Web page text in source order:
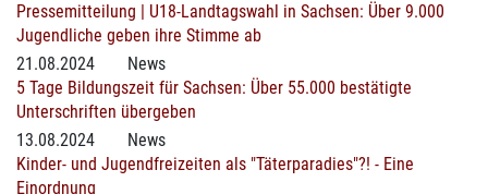
Pressemitteilung | U18-Landtagswahl in Sachsen: Über 9.000
Jugendliche geben ihre Stimme ab
21.08.2024
News
5 Tage Bildungszeit für Sachsen: Über 55.000 bestätigte
Unterschriften übergeben
13.08.2024
News
Kinder- und Jugendfreizeiten als "Täterparadies"?! - Eine
Einordnung